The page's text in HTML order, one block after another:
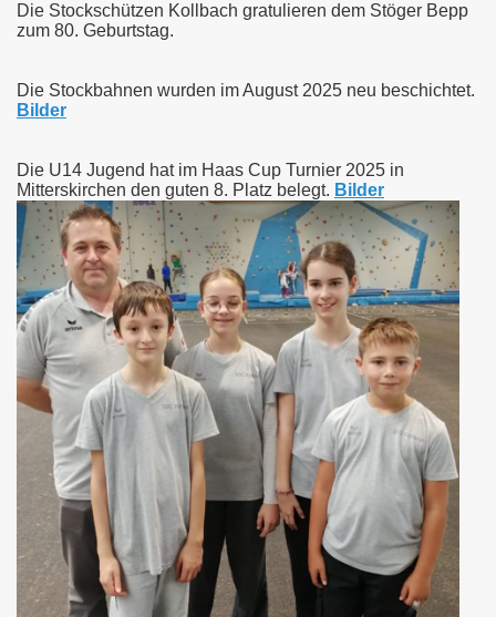
Die Stockschützen Kollbach gratulieren dem Stöger Bepp
zum 80. Geburtstag.
Die Stockbahnen wurden im August 2025 neu beschichtet.
Bilder
Die U14 Jugend hat im Haas Cup Turnier 2025 in
Mitterskirchen den guten 8. Platz belegt. Bilder